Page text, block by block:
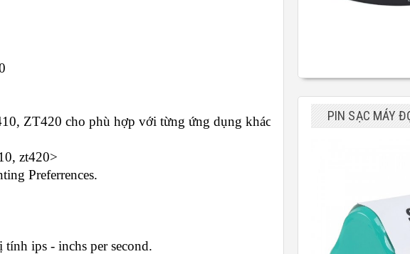
ZT420 cho phù hợp với từng ứng dụng khác nhau, và phù hợp với
zt420>
Preferrences.
ips - inchs per second.
PIN SẠC MÁY